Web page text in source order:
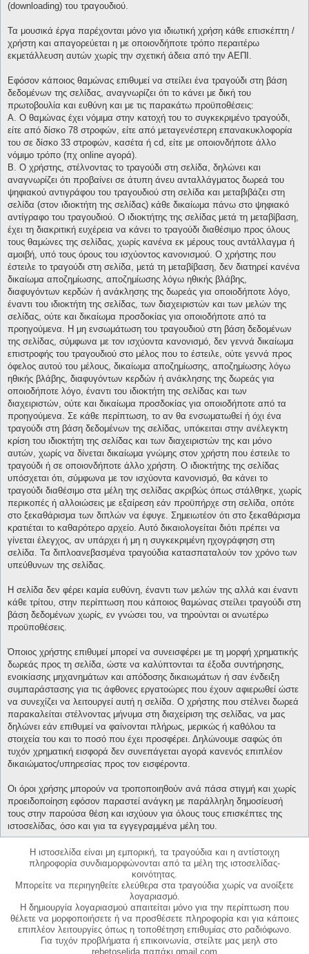
(downloading) του τραγουδιού.
Τα μουσικά έργα παρέχονται μόνο για ιδιωτική χρήση κάθε επισκέπτη /
χρήστη και απαγορεύεται η με οποιονδήποτε τρόπο περαιτέρω
εκμετάλλευση αυτών χωρίς την σχετική άδεια από την ΑΕΠΙ.
Εφόσον κάποιος θαμώνας επιθυμεί να στείλει ένα τραγούδι στη βάση
δεδομένων της σελίδας, αναγνωρίζει ότι το κάνει με δική του
πρωτοβουλία και ευθύνη και με τις παρακάτω προϋποθέσεις:
Α. Ο θαμώνας έχει νόμιμα στην κατοχή του το συγκεκριμένο τραγούδι,
είτε από δίσκο 78 στροφών, είτε από μεταγενέστερη επανακυκλοφορία
του σε δίσκο 33 στροφών, κασέτα ή cd, είτε με οποιονδήποτε άλλο
νόμιμο τρόπο (πχ online αγορά).
Β. Ο χρήστης, στέλνοντας το τραγούδι στη σελίδα, δηλώνει και
αναγνωρίζει ότι προβαίνει σε άτυπη άνευ ανταλλάγματος δωρεά του
ψηφιακού αντιγράφου του τραγουδιού στη σελίδα και μεταβιβάζει στη
σελίδα (στον ιδιοκτήτη της σελίδας) κάθε δικαίωμα πάνω στο ψηφιακό
αντίγραφο του τραγουδιού. Ο ιδιοκτήτης της σελίδας μετά τη μεταβίβαση,
έχει τη διακριτική ευχέρεια να κάνει το τραγούδι διαθέσιμο προς όλους
τους θαμώνες της σελίδας, χωρίς κανένα εκ μέρους τους αντάλλαγμα ή
αμοιβή, υπό τους όρους του ισχύοντος κανονισμού. Ο χρήστης που
έστειλε το τραγούδι στη σελίδα, μετά τη μεταβίβαση, δεν διατηρεί κανένα
δικαίωμα αποζημίωσης, αποζημίωσης λόγω ηθικής βλάβης,
διαφυγόντων κερδών ή ανάκλησης της δωρεάς για οποιοδήποτε λόγο,
έναντι του ιδιοκτήτη της σελίδας, των διαχειριστών και των μελών της
σελίδας, ούτε και δικαίωμα προσδοκίας για οποιοδήποτε από τα
προηγούμενα. Η μη ενσωμάτωση του τραγουδιού στη βάση δεδομένων
της σελίδας, σύμφωνα με τον ισχύοντα κανονισμό, δεν γεννά δικαίωμα
επιστροφής του τραγουδιού στο μέλος που το έστειλε, ούτε γεννά προς
όφελος αυτού του μέλους, δικαίωμα αποζημίωσης, αποζημίωσης λόγω
ηθικής βλάβης, διαφυγόντων κερδών ή ανάκλησης της δωρεάς για
οποιοδήποτε λόγο, έναντι του ιδιοκτήτη της σελίδας και των
διαχειριστών, ούτε και δικαίωμα προσδοκίας για οποιοδήποτε από τα
προηγούμενα. Σε κάθε περίπτωση, το αν θα ενσωματωθεί ή όχι ένα
τραγούδι στη βάση δεδομένων της σελίδας, υπόκειται στην ανέλεγκτη
κρίση του ιδιοκτήτη της σελίδας και των διαχειριστών της και μόνο
αυτών, χωρίς να δίνεται δικαίωμα γνώμης στον χρήστη που έστειλε το
τραγούδι ή σε οποιονδήποτε άλλο χρήστη. Ο ιδιοκτήτης της σελίδας
υπόσχεται ότι, σύμφωνα με τον ισχύοντα κανονισμό, θα κάνει το
τραγούδι διαθέσιμο στα μέλη της σελίδας ακριβώς όπως στάλθηκε, χωρίς
περικοπές ή αλλοιώσεις με εξαίρεση εάν προϋπήρχε στη σελίδα, οπότε
στο ξεκαθάρισμα των διπλών να έφυγε. Σημειωτέον ότι στο ξεκαθάρισμα
κρατιέται το καθαρότερο αρχείο. Αυτό δικαιολογείται διότι πρέπει να
γίνεται έλεγχος, αν υπάρχει ή μη η συγκεκριμένη ηχογράφηση στη
σελίδα. Τα διπλοανεβασμένα τραγούδια κατασπαταλούν τον χρόνο των
υπεύθυνων της σελίδας.
Η σελίδα δεν φέρει καμία ευθύνη, έναντι των μελών της αλλά και έναντι
κάθε τρίτου, στην περίπτωση που κάποιος θαμώνας στείλει τραγούδι στη
βάση δεδομένων χωρίς, εν γνώσει του, να τηρούνται οι ανωτέρω
προϋποθέσεις.
Όποιος χρήστης επιθυμεί μπορεί να συνεισφέρει με τη μορφή χρηματικής
δωρεάς προς τη σελίδα, ώστε να καλύπτονται τα έξοδα συντήρησης,
ενοικίασης μηχανημάτων και απόδοσης δικαιωμάτων ή σαν ένδειξη
συμπαράστασης για τις άφθονες εργατοώρες που έχουν αφιερωθεί ώστε
να συνεχίζει να λειτουργεί αυτή η σελίδα. Ο χρήστης που στέλνει δωρεά
παρακαλείται στέλνοντας μήνυμα στη διαχείριση της σελίδας, να μας
δηλώνει εάν επιθυμεί να φαίνονται πλήρως, μερικώς ή καθόλου τα
στοιχεία του και το ποσό που έχει προσφέρει. Δηλώνουμε σαφώς ότι
τυχόν χρηματική εισφορά δεν συνεπάγεται αγορά κανενός επιπλέον
δικαιώματος/υπηρεσίας προς τον εισφέροντα.
Οι όροι χρήσης μπορούν να τροποποιηθούν ανά πάσα στιγμή και χωρίς
προειδοποίηση εφόσον παραστεί ανάγκη με παράλληλη δημοσίευσή
τους στην παρούσα θέση και ισχύουν για όλους τους επισκέπτες της
ιστοσελίδας, όσο και για τα εγγεγραμμένα μέλη του.
Η ιστοσελίδα είναι μη εμπορική, τα τραγούδια και η αντίστοιχη
πληροφορία συνδιαμορφώνονται από τα μέλη της ιστοσελίδας-
κοινότητας.
Μπορείτε να περιηγηθείτε ελεύθερα στα τραγούδια χωρίς να ανοίξετε
λογαριασμό.
Η δημιουργία λογαριασμού απαιτείται μόνο για την περίπτωση που
θέλετε να μορφοποιήσετε ή να προσθέσετε πληροφορία και για κάποιες
επιπλέον λειτουργίες όπως η τοποθέτηση επιθυμίας στο ραδιόφωνο.
Για τυχόν προβλήματα ή επικοινωνία, στείλτε μας μεηλ στο
rebetoselida παπάκι gmail.com